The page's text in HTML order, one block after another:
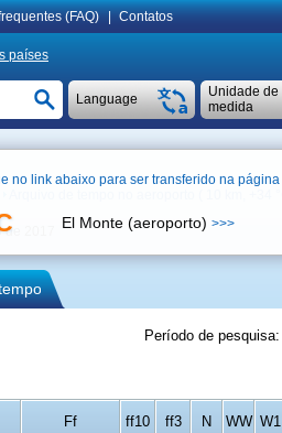
(FAQ) Contatos
países
Unidade de
medida
Language
2017
Período de pesquisa:
Ff ff10 ff3 N WW W1
no link abaixo para ser transferido na página
El Monte (aeroporto) >>>